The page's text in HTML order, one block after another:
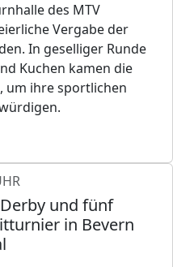
des MTV
Vergabe der
In geselliger Runde
Kuchen kamen die
um ihre sportlichen
und fünf
in Bevern